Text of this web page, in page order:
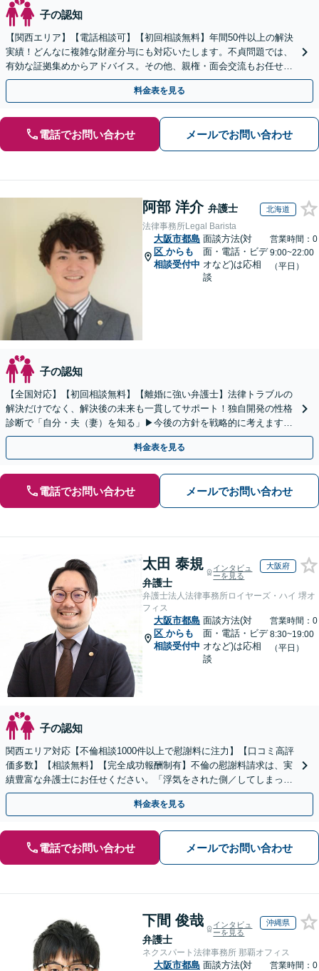
子の認知
【関西エリア】【電話相談可】【初回相談無料】年間50件以上の解決
実績！どんなに複雑な財産分与にも対応いたします。不貞問題では、
有効な証拠集めからアドバイス。その他、親権・面会交流もお任せく
ださい【夜間・休日面談】【完全個室】【子連れ相談】
料金表を見る
電話でお問い合わせ メールでお問い合わせ
阿部 洋介 弁護士 北海道
法律事務所Legal Barista
大阪市都島
区 からも
相談受付中
面談方法(対
面・電話・ビデ
オなど)は応相
談
営業時間：0
9:00~22:00
（平日）
子の認知
【全国対応】【初回相談無料】【離婚に強い弁護士】法律トラブルの
解決だけでなく、解決後の未来も一貫してサポート！独自開発の性格
診断で「自分・夫（妻）を知る」▶︎今後の方針を戦略的に考えます！
【休日夜間／オンライン相談OK】
料金表を見る
電話でお問い合わせ メールでお問い合わせ
太田 泰規
弁護士
インタビュ
ーを見る
大阪府
弁護士法人法律事務所ロイヤーズ・ハイ 堺オ
フィス
大阪市都島
区 からも
相談受付中
面談方法(対
面・電話・ビデ
オなど)は応相
談
営業時間：0
8:30~19:00
（平日）
子の認知
関西エリア対応【不倫相談1000件以上で慰謝料に注力】【口コミ高評
価多数】【相談無料】【完全成功報酬制有】不倫の慰謝料請求は、実
績豊富な弁護士にお任せください。「浮気をされた側／してしまった
側両方対応」人情派弁護士！
料金表を見る
電話でお問い合わせ メールでお問い合わせ
下間 俊哉
弁護士
インタビュ
ーを見る
沖縄県
ネクスパート法律事務所 那覇オフィス
大阪市都島 面談方法(対
営業時間：0